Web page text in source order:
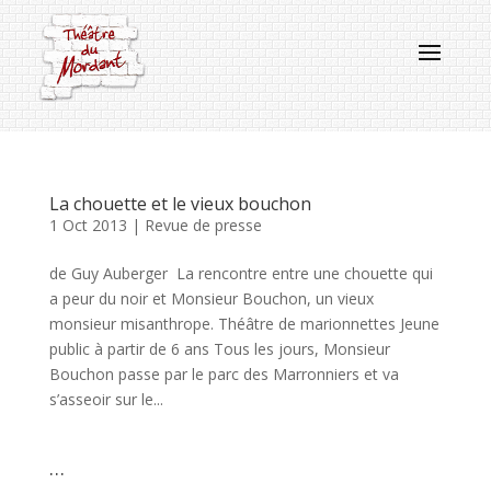
La chouette et le vieux bouchon
1 Oct 2013 | Revue de presse
de Guy Auberger La rencontre entre une chouette qui
a peur du noir et Monsieur Bouchon, un vieux
monsieur misanthrope. Théâtre de marionnettes Jeune
public à partir de 6 ans Tous les jours, Monsieur
Bouchon passe par le parc des Marronniers et va
s’asseoir sur le...
…